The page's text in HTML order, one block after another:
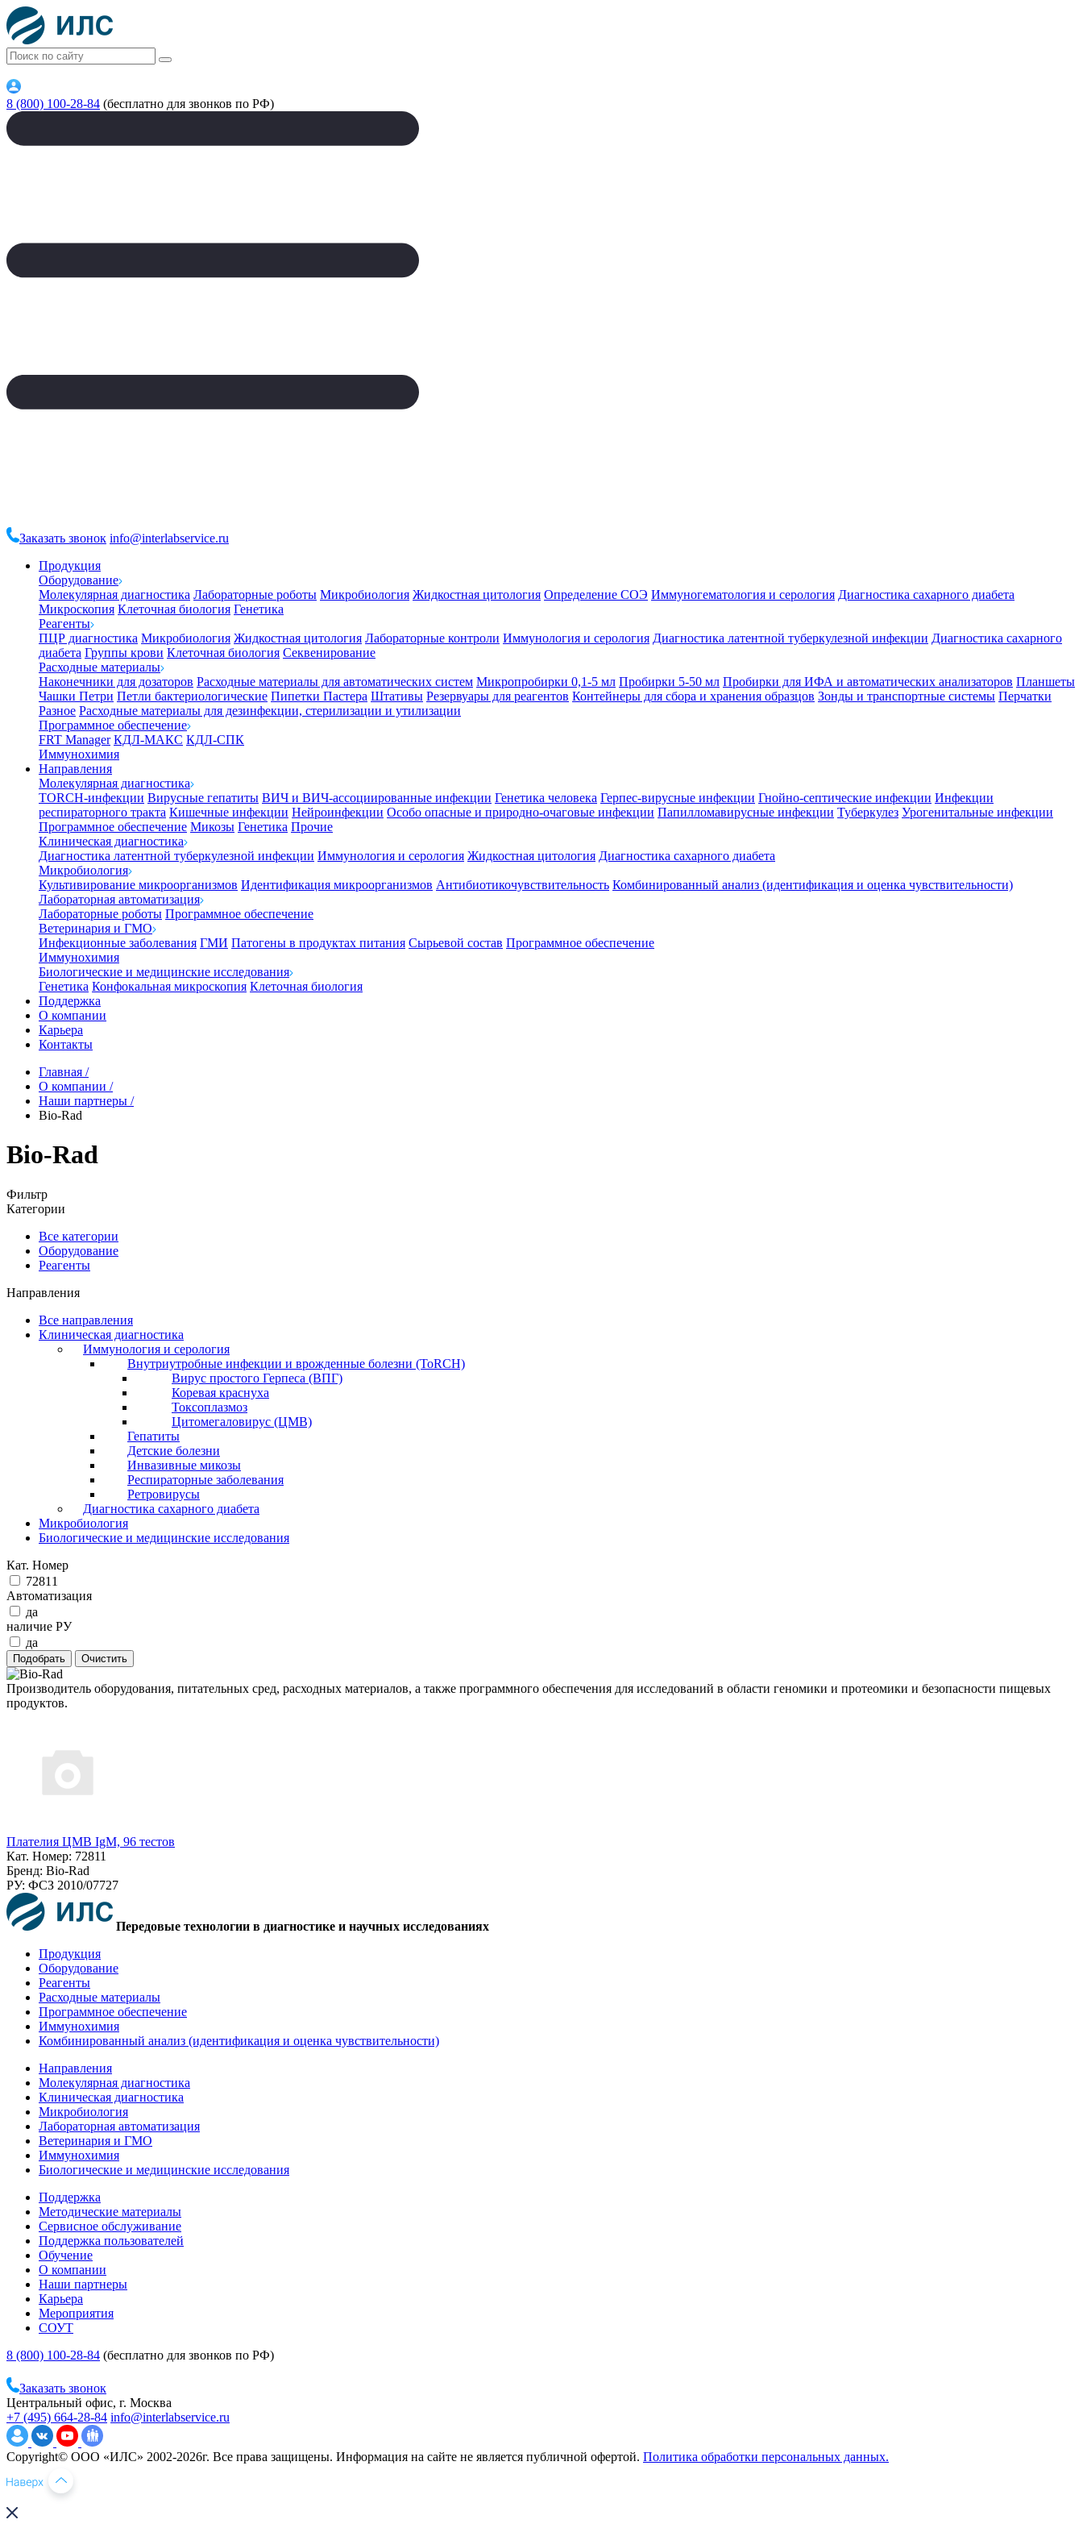
8 (800) 100-28-84 (бесплатно для звонков по РФ)
Заказать звонок info@interlabservice.ru
Продукция
Оборудование
Молекулярная диагностика Лабораторные роботы Микробиология Жидкостная цитология Определение СОЭ Иммуногематология и серология Диагностика сахарного диабета
Микроскопия Клеточная биология Генетика
Реагенты
ПЦР диагностика Микробиология Жидкостная цитология Лабораторные контроли Иммунология и серология Диагностика латентной туберкулезной инфекции Диагностика сахарного
диабета Группы крови Клеточная биология Секвенирование
Расходные материалы
Наконечники для дозаторов Расходные материалы для автоматических систем Микропробирки 0,1-5 мл Пробирки 5-50 мл Пробирки для ИФА и автоматических анализаторов Планшеты
Чашки Петри Петли бактериологические Пипетки Пастера Штативы Резервуары для реагентов Контейнеры для сбора и хранения образцов Зонды и транспортные системы Перчатки
Разное Расходные материалы для дезинфекции, стерилизации и утилизации
Программное обеспечение
FRT Manager КДЛ-МАКС КДЛ-СПК
Иммунохимия
Направления
Молекулярная диагностика
TORCH-инфекции Вирусные гепатиты ВИЧ и ВИЧ-ассоциированные инфекции Генетика человека Герпес-вирусные инфекции Гнойно-септические инфекции Инфекции
респираторного тракта Кишечные инфекции Нейроинфекции Особо опасные и природно-очаговые инфекции Папилломавирусные инфекции Туберкулез Урогенитальные инфекции
Программное обеспечение Микозы Генетика Прочие
Клиническая диагностика
Диагностика латентной туберкулезной инфекции Иммунология и серология Жидкостная цитология Диагностика сахарного диабета
Микробиология
Культивирование микроорганизмов Идентификация микроорганизмов Антибиотикочувствительность Комбинированный анализ (идентификация и оценка чувствительности)
Лабораторная автоматизация
Лабораторные роботы Программное обеспечение
Ветеринария и ГМО
Инфекционные заболевания ГМИ Патогены в продуктах питания Сырьевой состав Программное обеспечение
Иммунохимия
Биологические и медицинские исследования
Генетика Конфокальная микроскопия Клеточная биология
Поддержка
О компании
Карьера
Контакты
Главная /
О компании /
Наши партнеры /
Bio-Rad
Bio-Rad
Фильтр
Категории
Все категории
Оборудование
Реагенты
Направления
Все направления
Клиническая диагностика
Иммунология и серология
Внутриутробные инфекции и врожденные болезни (ToRCH)
Вирус простого Герпеса (ВПГ)
Коревая краснуха
Токсоплазмоз
Цитомегаловирус (ЦМВ)
Гепатиты
Детские болезни
Инвазивные микозы
Респираторные заболевания
Ретровирусы
Диагностика сахарного диабета
Микробиология
Биологические и медицинские исследования
Кат. Номер
72811
Автоматизация
да
наличие РУ
да
Производитель оборудования, питательных сред, расходных материалов, а также программного обеспечения для исследований в области геномики и протеомики и безопасности пищевых
продуктов.
Плателия ЦМВ IgM, 96 тестов
Кат. Номер: 72811
Бренд: Bio-Rad
РУ: ФСЗ 2010/07727
Передовые технологии в диагностике и научных исследованиях
Продукция
Оборудование
Реагенты
Расходные материалы
Программное обеспечение
Иммунохимия
Комбинированный анализ (идентификация и оценка чувствительности)
Направления
Молекулярная диагностика
Клиническая диагностика
Микробиология
Лабораторная автоматизация
Ветеринария и ГМО
Иммунохимия
Биологические и медицинские исследования
Поддержка
Методические материалы
Сервисное обслуживание
Поддержка пользователей
Обучение
О компании
Наши партнеры
Карьера
Мероприятия
СОУТ
8 (800) 100-28-84 (бесплатно для звонков по РФ)
Заказать звонок
Центральный офис, г. Москва
+7 (495) 664-28-84 info@interlabservice.ru
Copyright© ООО «ИЛС» 2002-2026г. Все права защищены. Информация на сайте не является публичной офертой. Политика обработки персональных данных.